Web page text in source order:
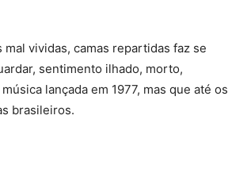
vividas, camas repartidas faz se
sentimento ilhado, morto,
lançada em 1977, mas que até os
brasileiros.